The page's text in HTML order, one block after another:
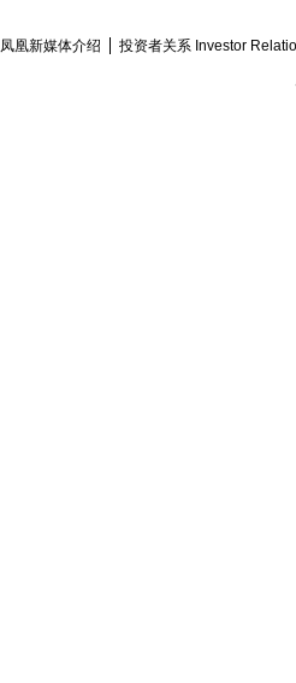
凤凰新媒体介绍 投资者关系 Investor